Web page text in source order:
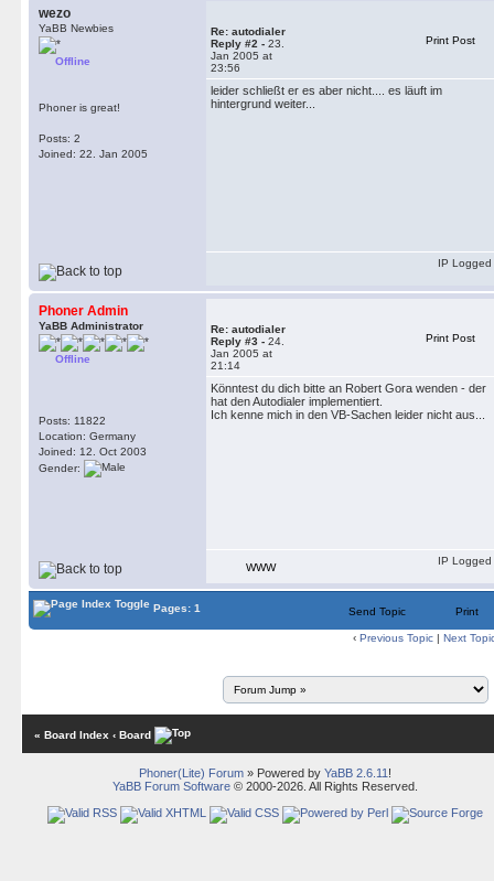
wezo
YaBB Newbies
Offline
Phoner is great!
Posts: 2
Joined: 22. Jan 2005
Re: autodialer
Reply #2 - 23.
Jan 2005 at
23:56
Print Post
leider schließt er es aber nicht.... es läuft im
hintergrund weiter...
IP Logged
Phoner Admin
YaBB Administrator
Offline
Posts: 11822
Location: Germany
Joined: 12. Oct 2003
Gender:
Re: autodialer
Reply #3 - 24.
Jan 2005 at
21:14
Print Post
Könntest du dich bitte an Robert Gora wenden - der
hat den Autodialer implementiert.
Ich kenne mich in den VB-Sachen leider nicht aus...
WWW
IP Logged
Pages: 1 Send Topic Print
‹ Previous Topic | Next
« Board Index ‹ Board
Phoner(Lite) Forum» Powered by YaBB 2.6.11 !
YaBB Forum Software© 2000-2026. All Rights Reserved.